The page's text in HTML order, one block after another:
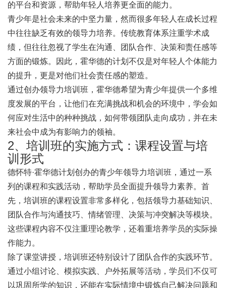
的平台和资源，帮助年轻人培养更全面的能力。
青少年是社会未来的中坚力量，然而很多年轻人在成长过程
中往往缺乏有效的领导力培养。传统教育体系注重学术成
绩，但往往忽视了学生在沟通、团队合作、决策和责任感等
方面的锻炼。因此，霍华德的计划不仅是对年轻人个体能力
的提升，更是对他们社会责任感的塑造。
通过创办领导力培训班，霍华德希望为青少年提供一个多维
度发展的平台，让他们在充满挑战和机会的环境中，学会如
何应对生活中的种种挑战，如何带领团队走向成功，并在未
来社会中成为有影响力的领袖。
2、培训班的实施方式：课程设置与培
训形式
德怀特·霍华德计划创办的青少年领导力培训班，通过一系
列的课程和实践活动，帮助学员全面提升领导力素养。首
先，培训班的课程设置非常多样化，包括领导力基础知识、
团队合作与沟通技巧、情绪管理、决策与冲突解决等模块。
这些课程内容不仅注重理论教学，还着重培养学员的实际操
作能力。
除了课堂讲授，培训班还特别设计了团队合作的实践环节。
通过小组讨论、模拟实践、户外拓展等活动，学员们不仅可
以巩固所学的知识，还能在实际情境中锻炼自己解决问题和